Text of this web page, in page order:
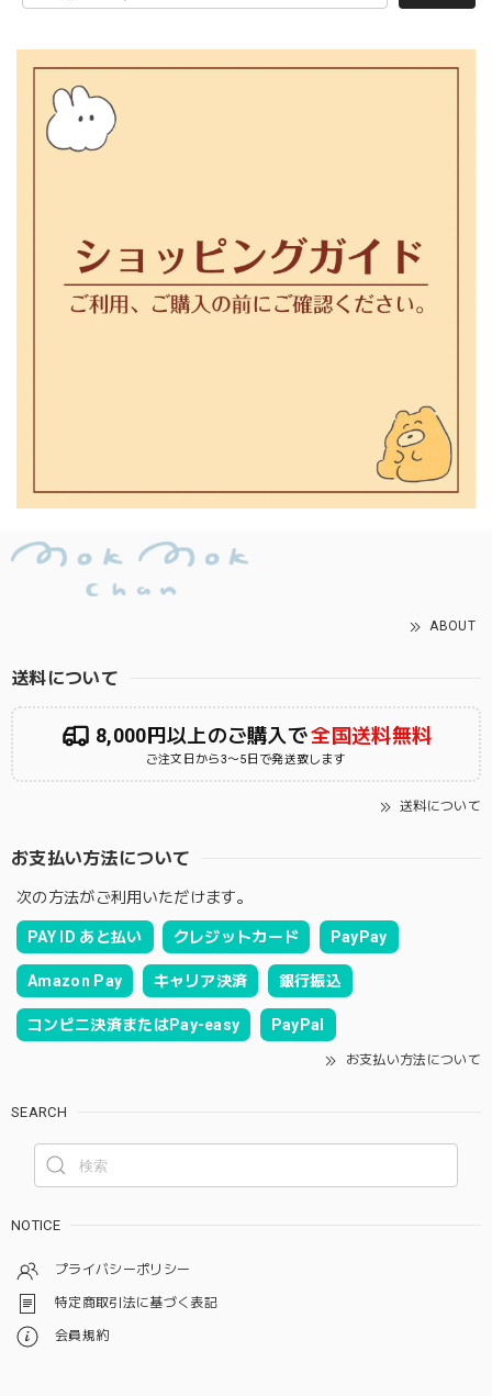
ABOUT
送料について
8,000円以上のご購入で全国送料無料
ご注文日から3〜5日で発送致します
送料について
お支払い方法について
次の方法がご利用いただけます。
PAY ID あと払い クレジットカード PayPay
Amazon Pay キャリア決済 銀行振込
コンビニ決済またはPay-easy PayPal
お支払い方法について
SEARCH
NOTICE
プライバシーポリシー
特定商取引法に基づく表記
会員規約